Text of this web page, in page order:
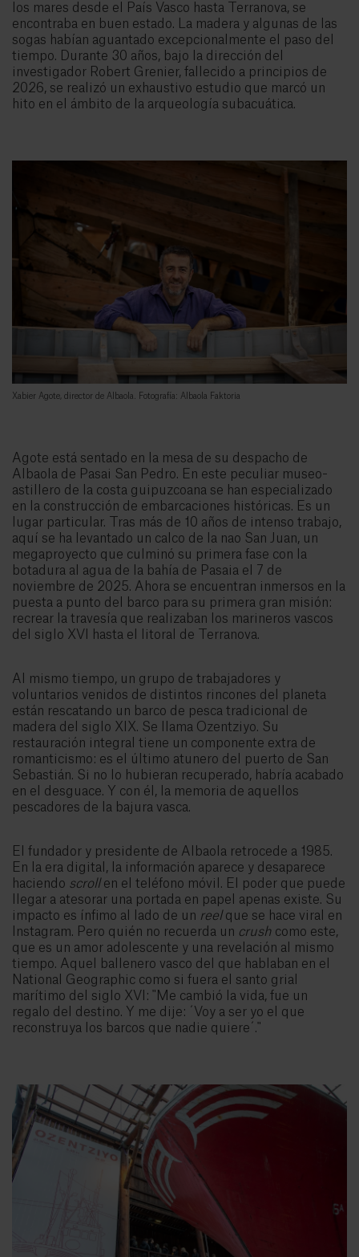
los mares desde el País Vasco hasta Terranova, se
encontraba en buen estado. La madera y algunas de las
sogas habían aguantado excepcionalmente el paso del
tiempo. Durante 30 años, bajo la dirección del
investigador Robert Grenier, fallecido a principios de
2026, se realizó un exhaustivo estudio que marcó un
hito en el ámbito de la arqueología subacuática.
Xabier Agote, director de Albaola. Fotografía: Albaola Faktoria
Agote está sentado en la mesa de su despacho de
Albaola de Pasai San Pedro. En este peculiar museo-
astillero de la costa guipuzcoana se han especializado
en la construcción de embarcaciones históricas. Es un
lugar particular. Tras más de 10 años de intenso trabajo,
aquí se ha levantado un calco de la nao San Juan, un
megaproyecto que culminó su primera fase con la
botadura al agua de la bahía de Pasaia el 7 de
noviembre de 2025. Ahora se encuentran inmersos en la
puesta a punto del barco para su primera gran misión:
recrear la travesía que realizaban los marineros vascos
del siglo XVI hasta el litoral de Terranova.
Al mismo tiempo, un grupo de trabajadores y
voluntarios venidos de distintos rincones del planeta
están rescatando un barco de pesca tradicional de
madera del siglo XIX. Se llama Ozentziyo. Su
restauración integral tiene un componente extra de
romanticismo: es el último atunero del puerto de San
Sebastián. Si no lo hubieran recuperado, habría acabado
en el desguace. Y con él, la memoria de aquellos
pescadores de la bajura vasca.
El fundador y presidente de Albaola retrocede a 1985.
En la era digital, la información aparece y desaparece
haciendo scrollen el teléfono móvil. El poder que puede
llegar a atesorar una portada en papel apenas existe. Su
impacto es ínfimo al lado de un reelque se hace viral en
Instagram. Pero quién no recuerda un crush como este,
que es un amor adolescente y una revelación al mismo
tiempo. Aquel ballenero vasco del que hablaban en el
National Geographic como si fuera el santo grial
marítimo del siglo XVI: "Me cambió la vida, fue un
regalo del destino. Y me dije: ´Voy a ser yo el que
reconstruya los barcos que nadie quiere´."